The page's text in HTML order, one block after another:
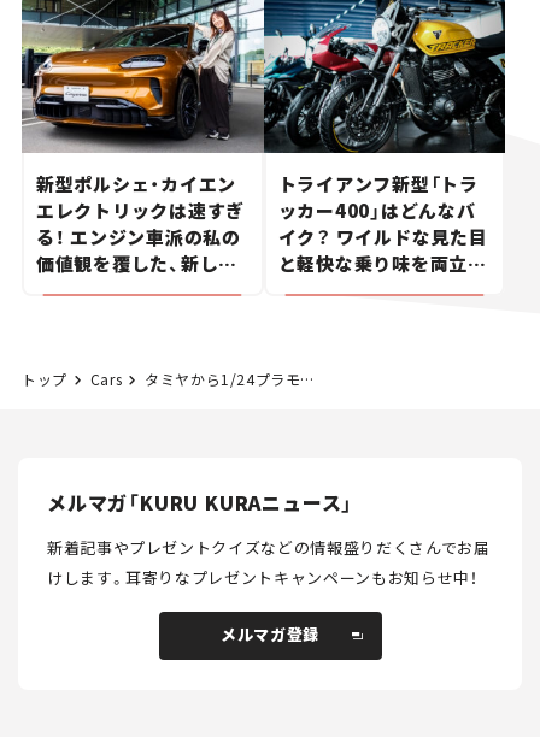
新型ポルシェ・カイエン
エレクトリックは速すぎ
る！ エンジン車派の私の
価値観を覆した、新しい
ポルシェの走り。
トライアンフ新型「トラ
ッカー400」はどんなバ
イク？ ワイルドな見た目
と軽快な乗り味を両立し
た400ccフラットトラッ
トップ Cars タミヤから1/24プラモデル「メルセデス・ベンツ500SEC」が27年ぶりに復刻！ 伸びやかで優雅なフォルムを実感たっぷりに表現【クルマとホビー】
メルマガ「KURU KURAニュース」
新着記事やプレゼントクイズなどの情報盛りだくさんでお届
けします。耳寄りなプレゼントキャンペーンもお知らせ中！
メルマガ登録